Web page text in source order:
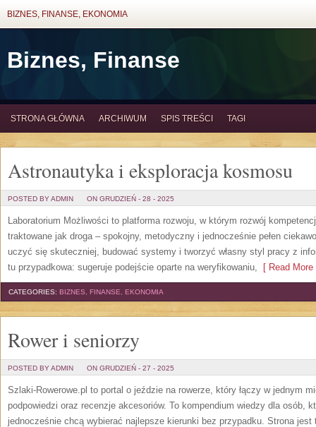
BIZNES, FINANSE, EKONOMIA
Biznes, Finanse
STRONA GŁÓWNA ARCHIWUM SPIS TREŚCI TAGI
Astronautyka i eksploracja kosmosu
POSTED BY ADMIN ON GRUDZIEŃ - 28 - 2025
Laboratorium Możliwości to platforma rozwoju, w którym rozwój
traktowane jak droga – spokojny, metodyczny i jednocześnie pełen
uczyć się skuteczniej, budować systemy i tworzyć własny styl pracy z
tu przypadkowa: sugeruje podejście oparte na weryfikowaniu, [ Read More
CATEGORIES: BIZNES, FINANSE, EKONOMIA
Rower i seniorzy
POSTED BY ADMIN ON GRUDZIEŃ - 27 - 2025
Szlaki-Rowerowe.pl to portal o jeździe na rowerze, który łączy w jednym
podpowiedzi oraz recenzje akcesoriów. To kompendium wiedzy dla osób,
jednocześnie chcą wybierać najlepsze kierunki bez przypadku. Strona